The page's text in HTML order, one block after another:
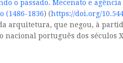
o passado. Mecenato e
(1486-1836) (https://doi.org/
arquitetura, que negou, à
português dos